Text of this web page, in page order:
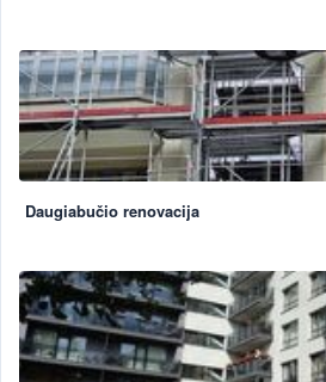
Daugiabučio renovacija